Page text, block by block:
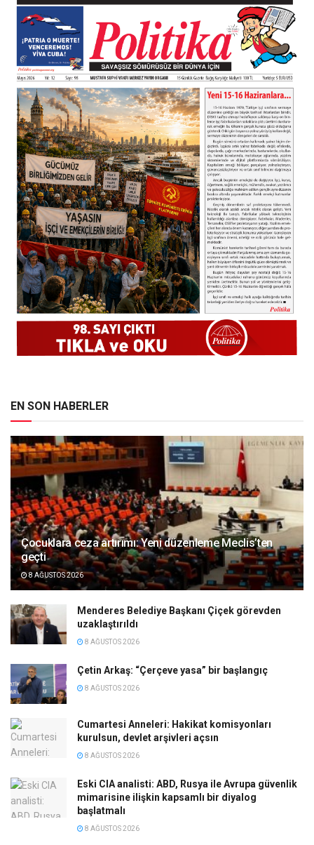
EN SON HABERLER
Çocuklara ceza artırımı: Yeni düzenleme Meclis’ten
geçti
8 AĞUSTOS 2026
Menderes Belediye Başkanı Çiçek görevden
uzaklaştırıldı
8 AĞUSTOS 2026
Çetin Arkaş: “Çerçeve yasa” bir başlangıç
8 AĞUSTOS 2026
Cumartesi Anneleri: Hakikat komisyonları
kurulsun, devlet arşivleri açsın
8 AĞUSTOS 2026
Eski CIA analisti: ABD, Rusya ile Avrupa güvenlik
mimarisine ilişkin kapsamlı bir diyalog
başlatmalı
8 AĞUSTOS 2026